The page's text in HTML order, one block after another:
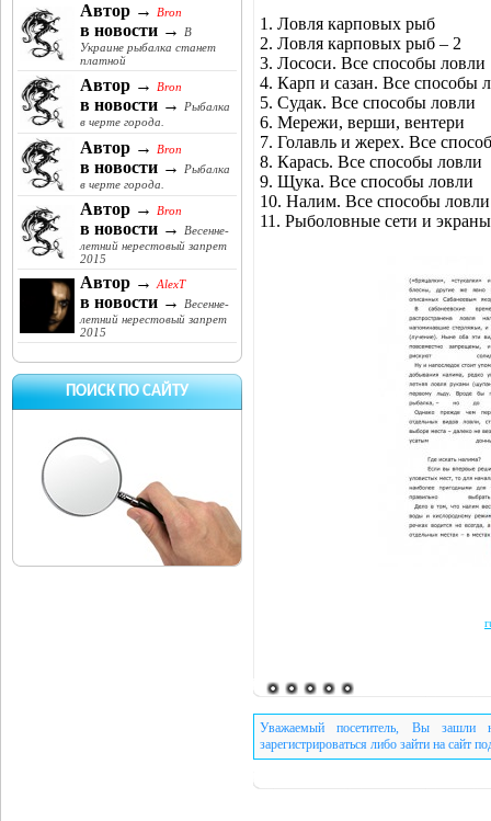
Автор → Bron
в новости →
В
Украине рыбалка станет
платной
Автор → Bron
в новости →
Рыбалка
в черте города.
Автор → Bron
в новости →
Рыбалка
в черте города.
Автор → Bron
в новости →
Весенне-
летний нерестовый запрет
2015
Автор → AlexT
в новости →
Весенне-
летний нерестовый запрет
2015
ПОИСК ПО САЙТУ
1. Ловля карповых рыб
2. Ловля карповых рыб – 2
3. Лососи. Все способы ловли
4. Карп и сазан. Все способы
5. Судак. Все способы ловли
6. Мережи, верши, вентери
7. Голавль и жерех. Все
8. Карась. Все способы ловли
9. Щука. Все способы ловли
10. Налим. Все способы ловли
11. Рыболовные сети и экраны
Уважаемый посетитель, Вы зашли
зарегистрироваться либо зайти на сайт